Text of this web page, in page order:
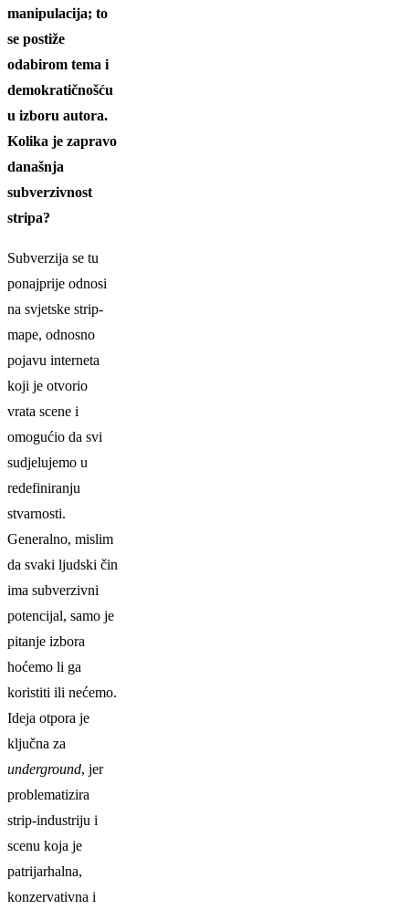
manipulacija; to
se postiže
odabirom tema i
demokratičnošću
u izboru autora.
Kolika je zapravo
današnja
subverzivnost
stripa?
Subverzija se tu
ponajprije odnosi
na svjetske strip-
mape, odnosno
pojavu interneta
koji je otvorio
vrata scene i
omogućio da svi
sudjelujemo u
redefiniranju
stvarnosti.
Generalno, mislim
da svaki ljudski čin
ima subverzivni
potencijal, samo je
pitanje izbora
hoćemo li ga
koristiti ili nećemo.
Ideja otpora je
ključna za
underground, jer
problematizira
strip-industriju i
scenu koja je
patrijarhalna,
konzervativna i